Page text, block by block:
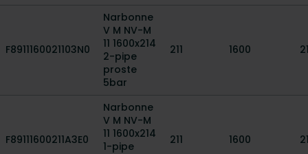
F8911160021103N0
Narbonne
V M NV-M
11 1600x214
2-pipe
proste
5bar
211 1600
F89111600211A3E0
Narbonne
V M NV-M
11 1600x214
1-pipe
211 1600